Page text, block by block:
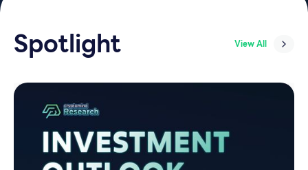
Spotlight View All